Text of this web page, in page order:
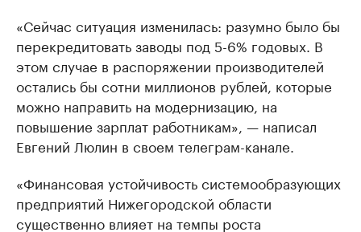
«Сейчас ситуация изменилась: разумно было бы
перекредитовать заводы под 5-6% годовых. В
этом случае в распоряжении производителей
остались бы сотни миллионов рублей, которые
можно направить на модернизацию, на
повышение зарплат работникам», — написал
Евгений Люлин в своем телеграм-канале.
«Финансовая устойчивость системообразующих
предприятий Нижегородской области
существенно влияет на темпы роста